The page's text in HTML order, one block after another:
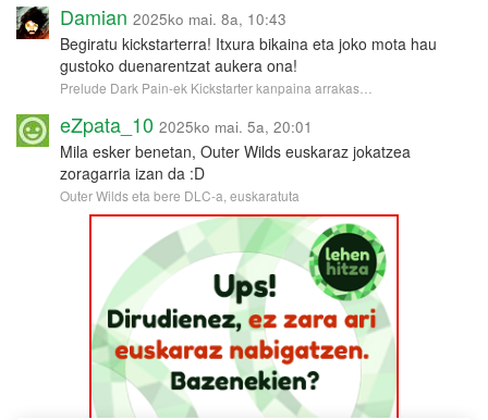
Damian 2025ko mai. 8a, 10:43
Begiratu kickstarterra! Itxura bikaina eta joko mota hau
gustoko duenarentzat aukera ona!
Prelude Dark Pain-ek Kickstarter kanpaina arrakas…
eZpata_10 2025ko mai. 5a, 20:01
Mila esker benetan, Outer Wilds euskaraz jokatzea
zoragarria izan da :D
Outer Wilds eta bere DLC-a, euskaratuta